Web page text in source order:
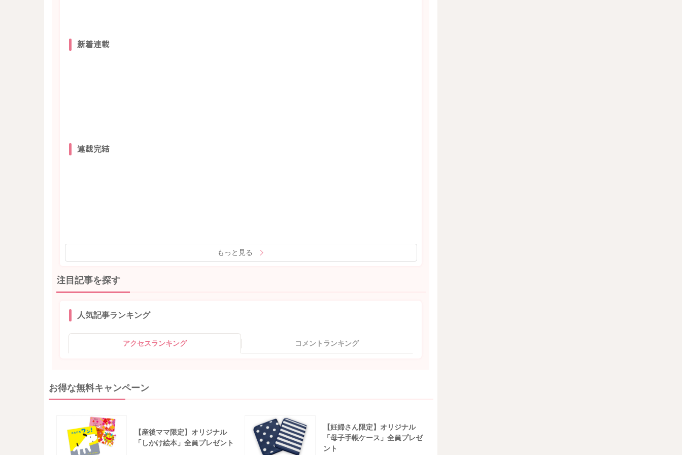
新着連載
連載完結
もっと見る
注目記事を探す
人気記事ランキング
アクセスランキング コメントランキング
お得な無料キャンペーン
【産後ママ限定】オリジナル
「しかけ絵本」全員プレゼント
【妊婦さん限定】オリジナル
「母子手帳ケース」全員プレゼ
ント